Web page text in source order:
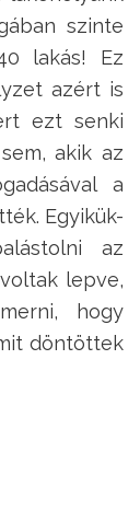
szinte
lakás! Ez
azért is
ezt senki
akik az
a
Egyikük-
az
lepve,
hogy
döntöttek